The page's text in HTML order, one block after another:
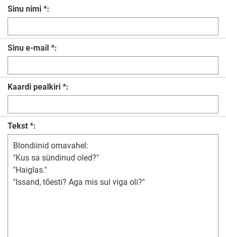
Sinu nimi *:
Sinu e-mail *:
Kaardi pealkiri *:
Tekst *: